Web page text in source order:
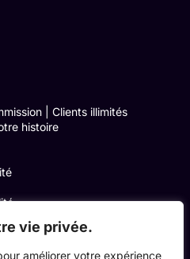
vie privée.
améliorer votre expérience
| Clients illimités
histoire